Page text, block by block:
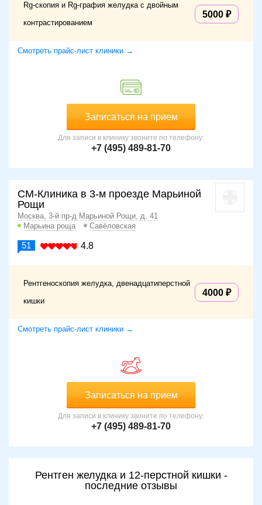
Rg-скопия и Rg-графия желудка с двойным
контрастированием
5000
Смотреть прайс-лист клиники →
Записаться на прием
Для записи в клинику звоните по телефону:
+7 (495) 489-81-70
СМ-Клиника в 3-м проезде Марьиной
Рощи
Москва, 3-й пр-д Марьиной Рощи, д. 41
Марьина роща
Савёловская
51 4.8
Рентгеноскопия желудка, двенадцатиперстной
кишки
4000
Смотреть прайс-лист клиники →
Записаться на прием
Для записи в клинику звоните по телефону:
+7 (495) 489-81-70
Рентген желудка и 12-перстной кишки -
последние отзывы